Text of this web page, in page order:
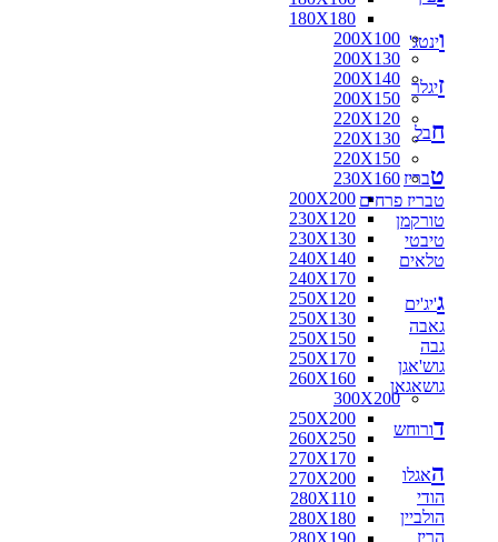
180X180
200X100
200X130
200X140
200X150
220X120
220X130
220X150
230X160
200X200
230X120
230X130
240X140
240X170
250X120
250X130
250X150
250X170
260X160
300X200
250X200
260X250
270X170
270X200
280X110
280X180
וינטג'
זיגלר
חבל
טבריז
טבריז פרחים
טורקמן
טיבטי
טלאים
ג'יג'ים
גאבה
גבה
גוש'אגן
גושאגאן
דורוחש
האגלו
הודי
הולביין
הריז